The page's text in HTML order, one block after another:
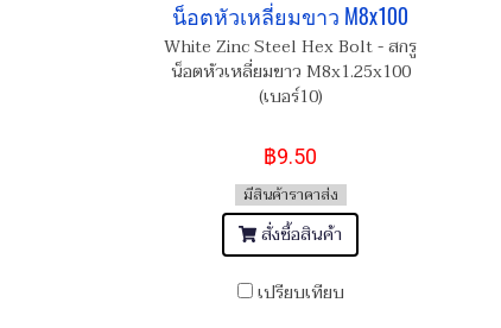
น็อตหัวเหลี่ยมขาว M8x100
White Zinc Steel Hex Bolt - สกรู
น็อตหัวเหลี่ยมขาว M8x1.25x100
(เบอร์10)
฿9.50
มีสินค้าราคาส่ง
สั่งซื้อสินค้า
เปรียบเทียบ